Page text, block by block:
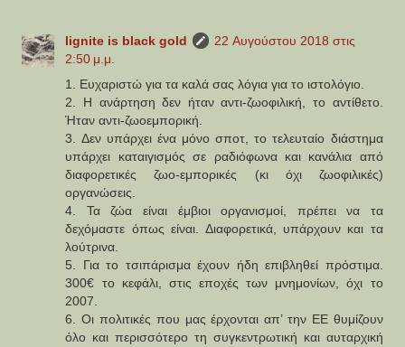
lignite is black gold
22 Αυγούστου 2018 στις
2:50 μ.μ.
1. Ευχαριστώ για τα καλά σας λόγια για το ιστολόγιο.
2. Η ανάρτηση δεν ήταν αντι-ζωοφιλική, το αντίθετο.
Ήταν αντι-ζωοεμπορική.
3. Δεν υπάρχει ένα μόνο σποτ, το τελευταίο διάστημα
υπάρχει καταιγισμός σε ραδιόφωνα και κανάλια από
διαφορετικές ζωο-εμπορικές (κι όχι ζωοφιλικές)
οργανώσεις.
4. Τα ζώα είναι έμβιοι οργανισμοί, πρέπει να τα
δεχόμαστε όπως είναι. Διαφορετικά, υπάρχουν και τα
λούτρινα.
5. Για το τσιπάρισμα έχουν ήδη επιβληθεί πρόστιμα.
300€ το κεφάλι, στις εποχές των μνημονίων, όχι το
2007.
6. Οι πολιτικές που μας έρχονται απ’ την ΕΕ θυμίζουν
όλο και περισσότερο τη συγκεντρωτική και αυταρχική